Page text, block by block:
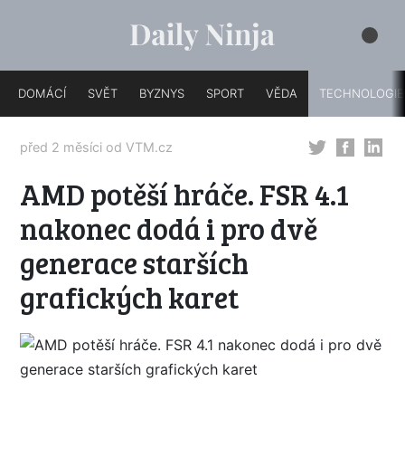
DOMÁCÍ SVĚT BYZNYS SPORT VĚDA TECHNOLOGIE
před 2 měsíci od VTM.cz
AMD potěší hráče. FSR 4.1
nakonec dodá i pro dvě
generace starších
grafických karet